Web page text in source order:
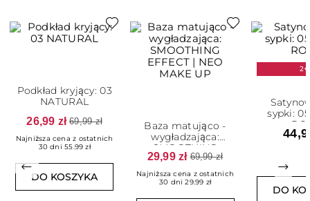
Poprzedni
Podkład kryjący: 03
NATURAL
26,99 zł 69,99 zł
Najniższa cena z ostatnich
30 dni 55.99 zł
DO KOSZYKA
Baza matująco -
wygładzająca:
SMOOTHING
EFFECT
29,99 zł 69,99 zł
Najniższa cena z ostatnich
30 dni 29.99 zł
sypki:
DO